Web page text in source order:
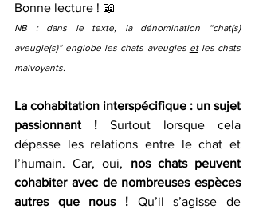
Bonne lecture ! 📖
NB : dans le texte, la dénomination “chat(s)
aveugle(s)” englobe les chats aveugles et les chats
malvoyants.
La cohabitation interspécifique : un sujet
passionnant ! Surtout lorsque cela
dépasse les relations entre le chat et
l’humain. Car, oui, nos chats peuvent
cohabiter avec de nombreuses espèces
autres que nous ! Qu’il s’agisse de